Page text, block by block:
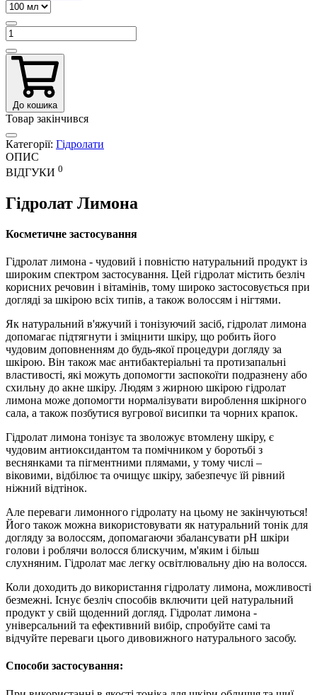
До кошика
Товар закінчився
Категорії: Гідролати
ОПИС
ВІДГУКИ 0
Гідролат Лимона
Косметичне застосування
Гідролат лимона - чудовий і повністю натуральний продукт із
широким спектром застосування. Цей гідролат містить безліч
корисних речовин і вітамінів, тому широко застосовується при
догляді за шкірою всіх типів, а також волоссям і нігтями.
Як натуральний в'яжучий і тонізуючий засіб, гідролат лимона
допомагає підтягнути і зміцнити шкіру, що робить його
чудовим доповненням до будь-якої процедури догляду за
шкірою. Він також має антибактеріальні та протизапальні
властивості, які можуть допомогти заспокоїти подразнену або
схильну до акне шкіру. Людям з жирною шкірою гідролат
лимона може допомогти нормалізувати вироблення шкірного
сала, а також позбутися вугрової висипки та чорних крапок.
Гідролат лимона тонізує та зволожує втомлену шкіру, є
чудовим антиоксидантом та помічником у боротьбі з
веснянками та пігментними плямами, у тому числі –
віковими, відбілює та очищує шкіру, забезпечує їй рівний
ніжний відтінок.
Але переваги лимонного гідролату на цьому не закінчуються!
Його також можна використовувати як натуральний тонік для
догляду за волоссям, допомагаючи збалансувати рН шкіри
голови і роблячи волосся блискучим, м'яким і більш
слухняним. Гідролат має легку освітлювальну дію на волосся.
Коли доходить до використання гідролату лимона, можливості
безмежні. Існує безліч способів включити цей натуральний
продукт у свій щоденний догляд. Гідролат лимона -
універсальний та ефективний вибір, спробуйте самі та
відчуйте переваги цього дивовижного натурального засобу.
Способи застосування: